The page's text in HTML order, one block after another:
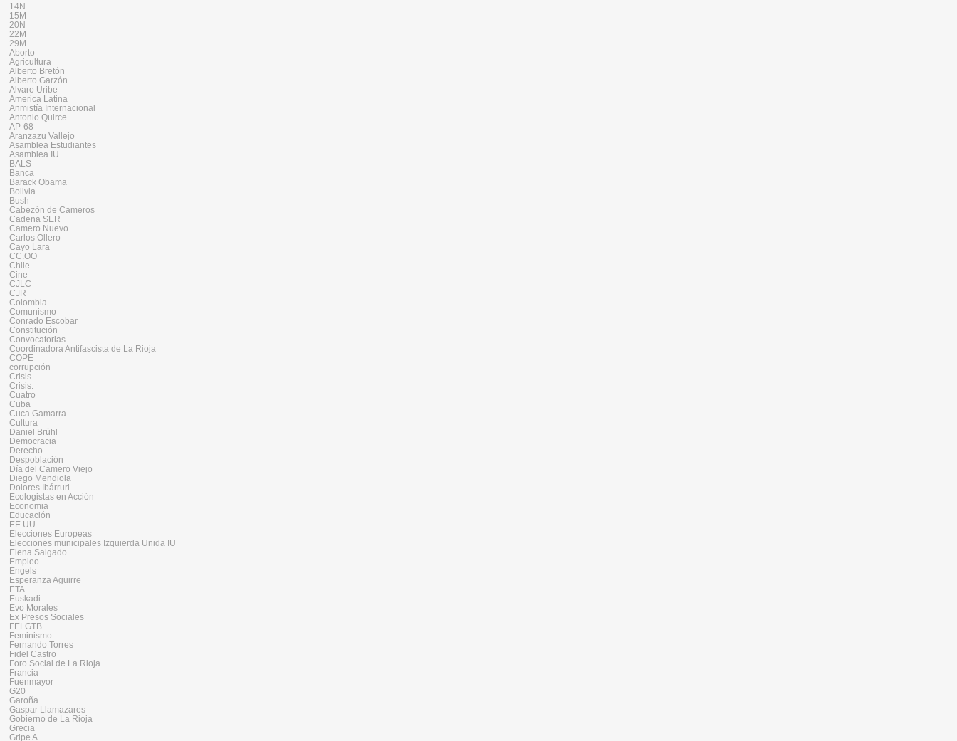
14N
15M
20N
22M
29M
Aborto
Agricultura
Alberto Bretón
Alberto Garzón
Alvaro Uribe
America Latina
Anmistía Internacional
Antonio Quirce
AP-68
Aranzazu Vallejo
Asamblea Estudiantes
Asamblea IU
BALS
Banca
Barack Obama
Bolivia
Bush
Cabezón de Cameros
Cadena SER
Camero Nuevo
Carlos Ollero
Cayo Lara
CC.OO
Chile
Cine
CJLC
CJR
Colombia
Comunismo
Conrado Escobar
Constitución
Convocatorias
Coordinadora Antifascista de La Rioja
COPE
corrupción
Crisis
Crisis.
Cuatro
Cuba
Cuca Gamarra
Cultura
Daniel Brühl
Democracia
Derecho
Despoblación
Día del Camero Viejo
Diego Mendiola
Dolores Ibárruri
Ecologistas en Acción
Economia
Educación
EE.UU.
Elecciones Europeas
Elecciones municipales Izquierda Unida IU
Elena Salgado
Empleo
Engels
Esperanza Aguirre
ETA
Euskadi
Evo Morales
Ex Presos Sociales
FELGTB
Feminismo
Fernando Torres
Fidel Castro
Foro Social de La Rioja
Francia
Fuenmayor
G20
Garoña
Gaspar Llamazares
Gobierno de La Rioja
Grecia
Gripe A